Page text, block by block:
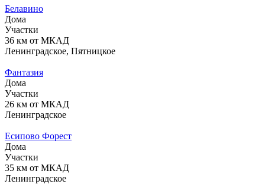
Белавино
Дома
Участки
36 км от МКАД
Ленинградское, Пятницкое
Фантазия
Дома
Участки
26 км от МКАД
Ленинградское
Есипово Форест
Дома
Участки
35 км от МКАД
Ленинградское